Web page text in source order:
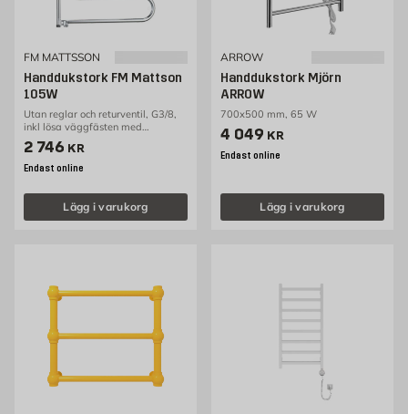
FM MATTSSON
Handdukstork FM Mattson
105W
Utan reglar och returventil, G3/8,
inkl lösa väggfästen med
väggtätning
Pris 2746 kr
2 746 KR
Endast online
Lägg i varukorg
ARROW
Handdukstork Mjörn
ARROW
700x500 mm, 65 W
Pris 4049 kr
4 049 KR
Endast online
Lägg i varukorg